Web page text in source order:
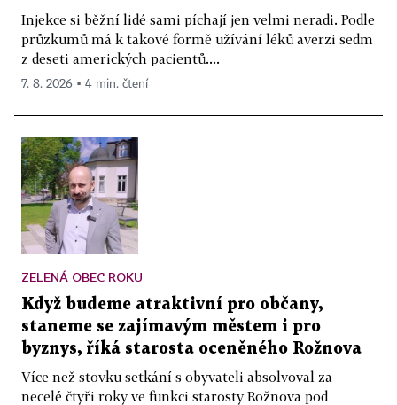
Injekce si běžní lidé sami píchají jen velmi neradi. Podle
průzkumů má k takové formě užívání léků averzi sedm
z deseti amerických pacientů....
7. 8. 2026 ▪ 4 min. čtení
ZELENÁ OBEC ROKU
Když budeme atraktivní pro občany,
staneme se zajímavým městem i pro
byznys, říká starosta oceněného Rožnova
Více než stovku setkání s obyvateli absolvoval za
necelé čtyři roky ve funkci starosty Rožnova pod